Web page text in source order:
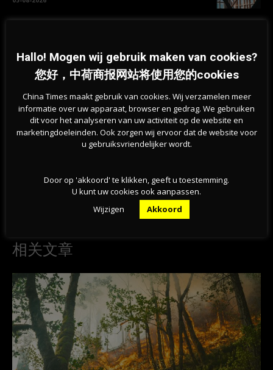
05-08-2026
决：假自雇可获数万欧元赔偿
中美贸易战突现90天停火协议！
关税互砍超百点，全球市场沸腾
相关文章
Hallo! Mogen wij gebruik maken van cookies?
您好，中荷商报网站将使用您的cookies
China Times maakt gebruik van cookies. Wij verzamelen meer
informatie over uw apparaat, browser en gedrag. We gebruiken
dit voor het analyseren van uw activiteit op de website en
marketingdoeleinden. Ook zorgen wij ervoor dat de website voor
u gebruiksvriendelijker wordt.
Door op 'akkoord' te klikken, geeft u toestemming.
U kunt uw cookies ook aanpassen.
Wijzigen
Akkoord